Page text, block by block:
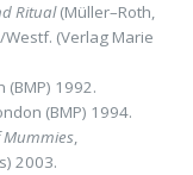
Ritual(Müller–Roth,
Westf. (Verlag Marie
(BMP) 1992.
(BMP) 1994.
Mummies,
2003.